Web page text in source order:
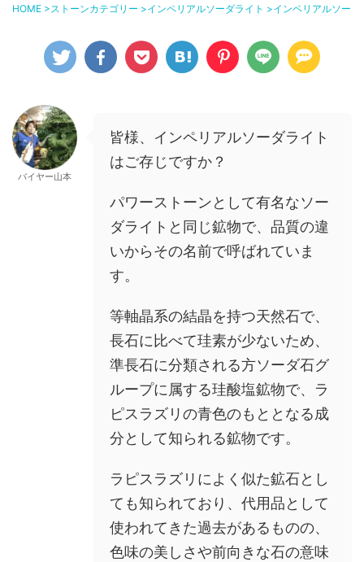
HOME >ストーンカテゴリー >インペリアルソーダライト >インペリアルソー
バイヤー山本
皆様、インペリアルソーダライト
はご存じですか？
パワーストーンとして有名なソー
ダライトと同じ鉱物で、品質の違
いからその名前で呼ばれていま
す。
等軸晶系の結晶を持つ天然石で、
長石に比べて珪素が少ないため、
準長石に分類される方ソーダ石グ
ループに属する珪酸塩鉱物で、ラ
ピスラズリの青色のもととなる成
分として知られる鉱物です。
ラピスラズリによく似た鉱石とし
ても知られており、代用品として
使われてきた過去があるものの、
色味の美しさや前向きな石の意味